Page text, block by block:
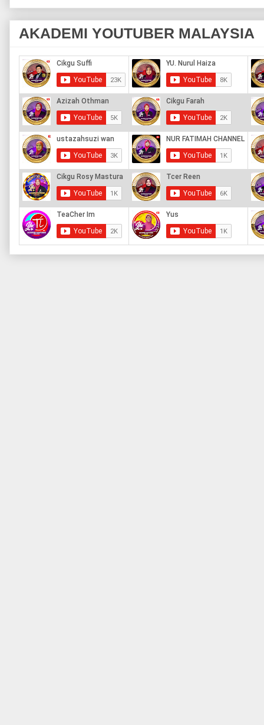
AKADEMI YOUTUBER MALAYSIA